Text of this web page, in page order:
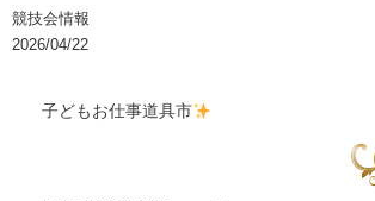
競技会情報
2026/04/22
子どもお仕事道具市